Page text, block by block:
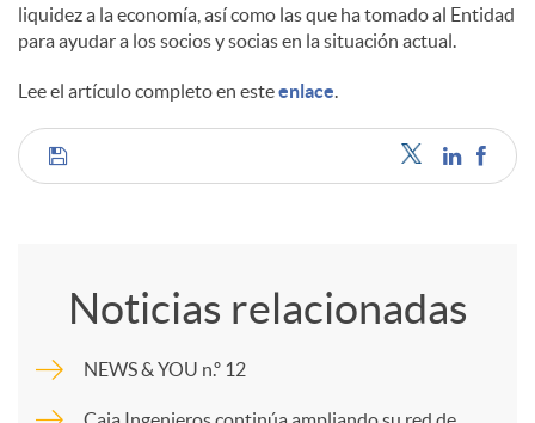
s
liquidez a la economía, así como las que ha tomado al Entidad
para ayudar a los socios y socias en la situación actual.
Lee el artículo completo en esteenlace.
C
Noticias relacionadas
NEWS & YOU n.º 12